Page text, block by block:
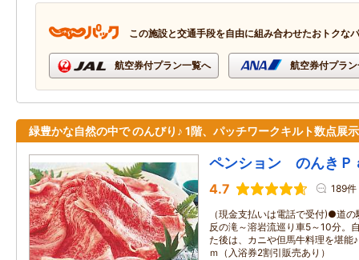
この施設と交通手段を自由に組み合わせたおトクな
航空券付プラン一覧へ 航空券付プラ
緑豊かな自然の中で のんびり♪ 1階、パッチワークキルト数点展示
ペンション のんきＰ
4.7 189件
（現金支払いは電話で受付)●道
反の滝～溶岩流巡り車5～10分。
た後は、カニや但馬牛料理を堪
ｍ（入浴券2割引販売あり）